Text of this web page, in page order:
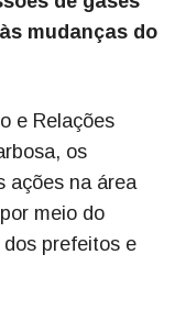
mudanças do
e Relações
os
ações na área
meio do
prefeitos e